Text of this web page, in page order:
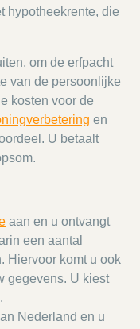
hypotheekrente, die
om de erfpacht
van de persoonlijke
kosten voor de
en
U betaalt
aan en u ontvangt
een aantal
Hiervoor komt u ook
gegevens. U kiest
Nederland en u